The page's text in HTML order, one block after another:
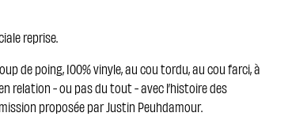
reprise.
de poing, 100% vinyle, au cou tordu, au cou farci, à
relation - ou pas du tout - avec l’histoire des
proposée par Justin Peuhdamour.